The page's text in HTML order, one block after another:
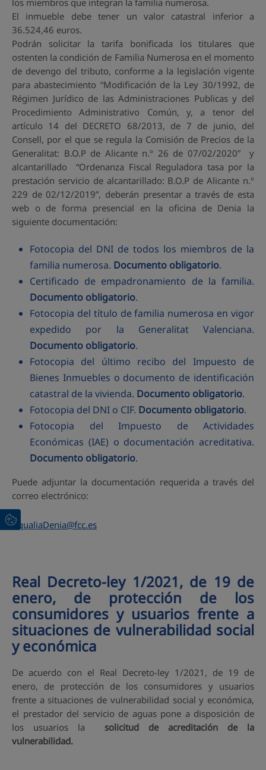
El inmueble debe tener un valor catastral inferior a
36.524,46 euros.
Podrán solicitar la tarifa bonificada los titulares que
ostenten la condición de Familia Numerosa en el momento
de devengo del tributo, conforme a la legislación vigente
para abastecimiento “Modificación de la Ley 30/1992, de
Régimen Jurídico de las Administraciones Publicas y del
Procedimiento Administrativo Común, y, a tenor del
artículo 14 del DECRETO 68/2013, de 7 de junio, del
Consell, por el que se regula la Comisión de Precios de la
Generalitat: B.O.P de Alicante n.º 26 de 07/02/2020” y
alcantarillado “Ordenanza Fiscal Reguladora tasa por la
prestación servicio de alcantarillado: B.O.P de Alicante n.º
229 de 02/12/2019”, deberán presentar a través de esta
web o de forma presencial en la oficina de Denia la
siguiente documentación:
Fotocopia del DNI de todos los miembros de la
familia numerosa. Documento obligatorio.
Certificado de empadronamiento de la familia.
Documento obligatorio.
Fotocopia del título de familia numerosa en vigor
expedido por la Generalitat Valenciana.
Documento obligatorio.
Fotocopia del último recibo del Impuesto de
Bienes Inmuebles o documento de identificación
catastral de la vivienda. Documento obligatorio.
Fotocopia del DNI o CIF. Documento obligatorio.
Fotocopia del Impuesto de Actividades
Económicas (IAE) o documentación acreditativa.
Documento obligatorio.
Puede adjuntar la documentación requerida a través del
correo electrónico:
AqualiaDenia@fcc.es
Real Decreto-ley 1/2021, de 19 de
enero, de protección de los
consumidores y usuarios frente a
situaciones de vulnerabilidad social
y económica
De acuerdo con el Real Decreto-ley 1/2021, de 19 de
enero, de protección de los consumidores y usuarios
frente a situaciones de vulnerabilidad social y económica,
el prestador del servicio de aguas pone a disposición de
los usuarios la
solicitud de acreditación de la
vulnerabilidad.